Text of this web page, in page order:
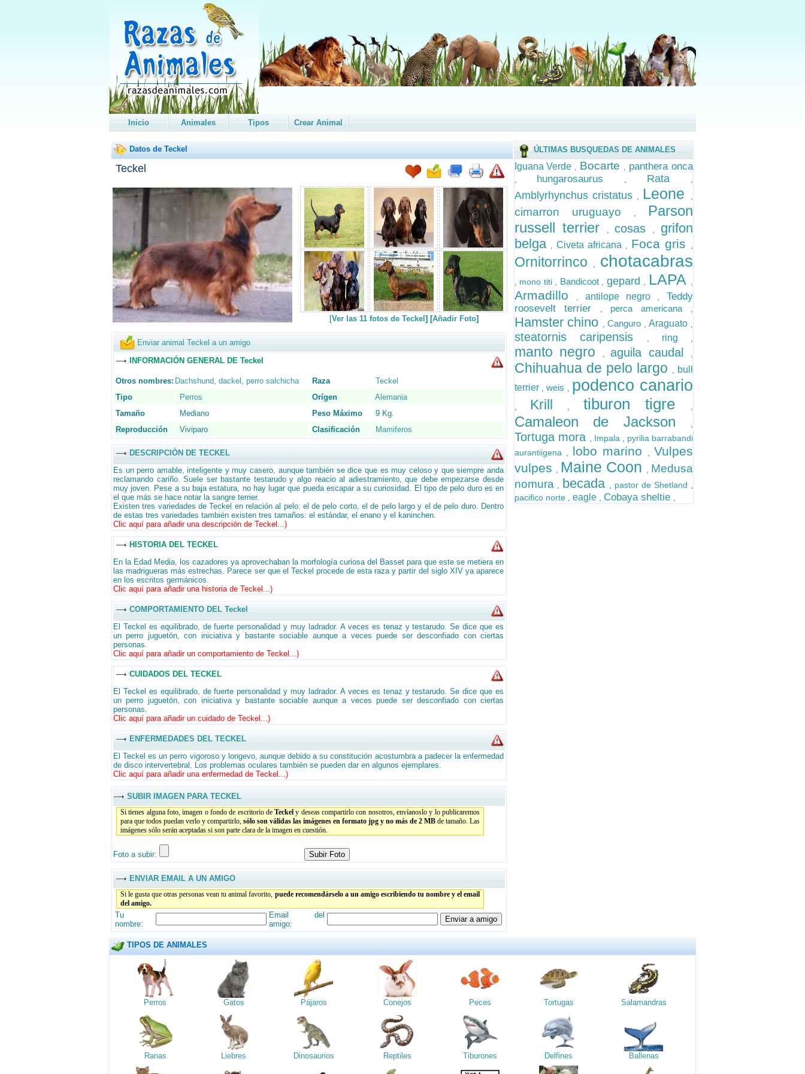
Inicio Animales Tipos Crear Animal
Datos de Teckel
Teckel
[Ver las 11 fotos de Teckel ] [Añadir Foto]
Enviar animal Teckel a un amigo
INFORMACIÓN GENERAL DE Teckel
Otros nombres: Dachshund, dackel , perro salchicha Raza
Teckel
Tipo
Perros Orígen
Alemania
Tamaño
Mediano Peso Máximo
9 Kg.
Reproducción
Viviparo Clasificación Mamiferos
DESCRIPCIÓN DE TECKEL
Es un perro amable, inteligente y muy casero, aunque también se dice que es muy celoso y que siempre anda
reclamando cariño. Suele ser bastante testarudo y algo reacio al adiestramiento, que debe empezarse desde
muy joven. Pese a su baja estatura, no hay lugar que pueda escapar a su curiosidad. El tipo de pelo duro es en
el que más se hace notar la sangre terrier.
Existen tres variedades de Teckel en relación al pelo: el de pelo corto, el de pelo largo y el de pelo duro. Dentro
de estas tres variedades también existen tres tamaños: el estándar, el enano y el kaninchen.
Clic aquí para añadir una descripción de Teckel...)
HISTORIA DEL TECKEL
En la Edad Media, los cazadores ya aprovechaban la morfología curiosa del Basset para que este se metiera en
las madrigueras más estrechas. Parece ser que el Teckel procede de esta raza y partir del siglo XIV ya aparece
en los escritos germánicos.
Clic aquí para añadir una historia de Teckel...)
COMPORTAMIENTO DEL Teckel
El Teckel es equilibrado, de fuerte personalidad y muy ladrador. A veces es tenaz y testarudo. Se dice que es
un perro juguetón, con iniciativa y bastante sociable aunque a veces puede ser desconfiado con ciertas
personas.
Clic aquí para añadir un comportamiento de Teckel...)
CUIDADOS DEL TECKEL
El Teckel es equilibrado, de fuerte personalidad y muy ladrador. A veces es tenaz y testarudo. Se dice que es
un perro juguetón, con iniciativa y bastante sociable aunque a veces puede ser desconfiado con ciertas
personas.
Clic aquí para añadir un cuidado de Teckel...)
ENFERMEDADES DEL TECKEL
El Teckel es un perro vigoroso y longevo, aunque debido a su constitución acostumbra a padecer la enfermedad
de disco intervertebral. Los problemas oculares también se pueden dar en algunos ejemplares.
Clic aquí para añadir una enfermedad de Teckel...)
SUBIR IMAGEN PARA TECKEL
Si tienes alguna foto, imagen o fondo de escritorio deTeckel y deseas compartirlo con nosotros, envíanoslo y lo publicaremos
para que todos puedan verlo y compartirlo, sólo son válidas las imágenes en formato jpg y no más de 2 MB de tamaño. Las
imágenes sólo serán aceptadas si son parte clara de la imagen en cuestión.
Foto a subir:
ENVIAR EMAIL A UN AMIGO
Si le gusta que otras personas vean tu animal favorito, puede recomendárselo a un amigo escribiendo tu nombre y el email
del amigo.
Tu
nombre:
Email del
amigo:
ÚLTIMAS BUSQUEDAS DE ANIMALES
Iguana Verde , Bocarte , panthera onca
, hungarosaurus , Rata ,
Amblyrhynchus cristatus , Leone ,
cimarron uruguayo ,
Parson
russell terrier
,cosas , grifon
belga ,Civeta africana , Foca gris ,
Ornitorrinco , chotacabras
, mono titi , Bandicoot , gepard , LAPA ,
Armadillo , antilope negro , Teddy
roosevelt terrier
, perca americana ,
Hamster chino , Canguro , Araguato ,
steatornis caripensis , ring ,
manto negro ,aguila caudal ,
Chihuahua de pelo largo , bull
terrier ,weis , podenco canario
, Krill , tiburon tigre ,
Camaleon de Jackson ,
Tortuga mora , Impala , pyrilia barrabandi
aurantiigena , lobo marino , Vulpes
vulpes , Maine Coon , Medusa
nomura , becada , pastor de Shetland ,
pacifico norte , eagle , Cobaya sheltie ,
TIPOS DE ANIMALES
Perros Gatos Pájaros Conejos Peces Tortugas Salamandras
Ranas Liebres Dinosaurios Reptiles Tiburones Delfines Ballenas